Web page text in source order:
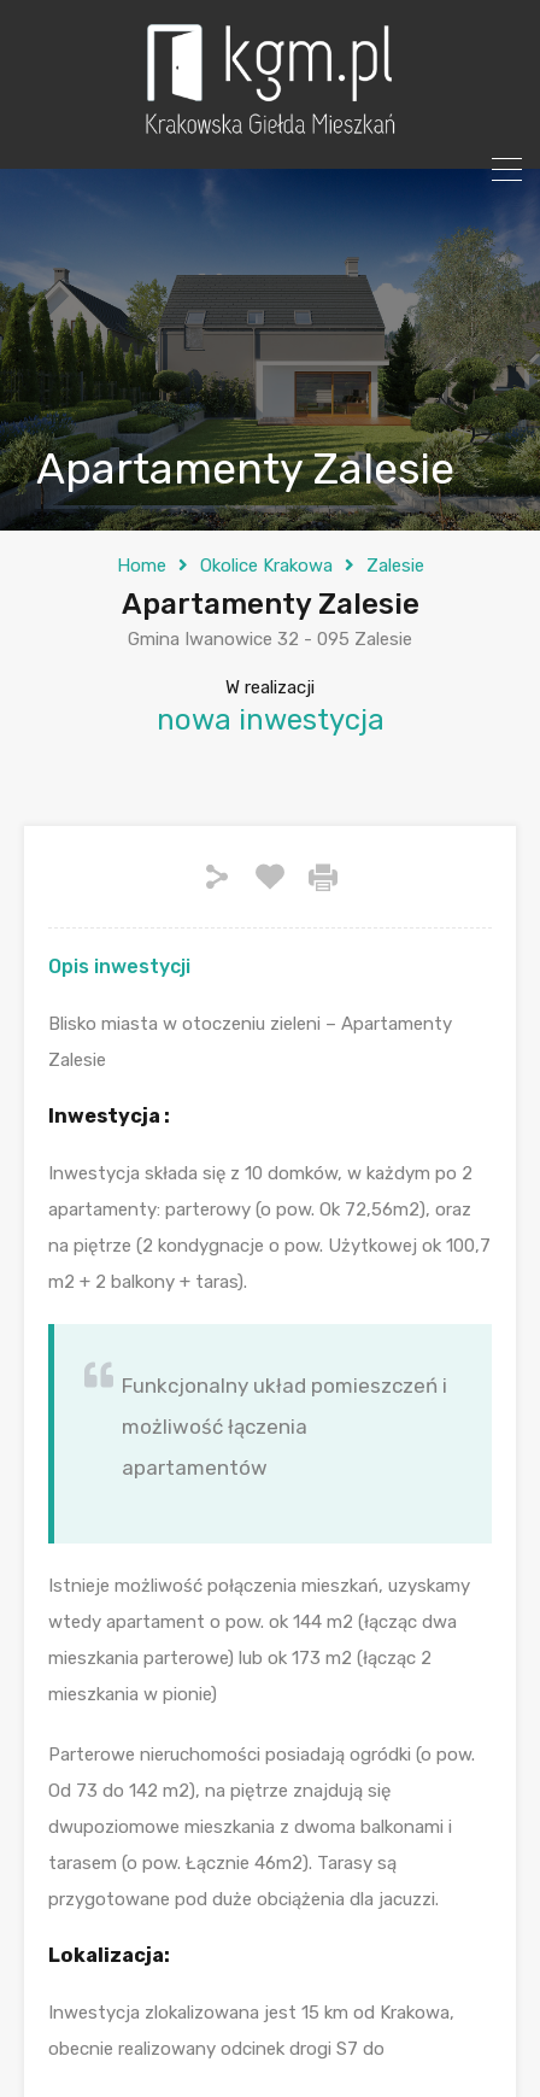
Apartamenty Zalesie
Home Okolice Krakowa Zalesie
Apartamenty Zalesie
Gmina Iwanowice 32 - 095 Zalesie
W realizacji
nowa inwestycja
Opis inwestycji
Blisko miasta w otoczeniu zieleni – Apartamenty
Zalesie
Inwestycja :
Inwestycja składa się z 10 domków, w każdym po 2
apartamenty: parterowy (o pow. Ok 72,56m2), oraz
na piętrze (2 kondygnacje o pow. Użytkowej ok 100,7
m2 + 2 balkony + taras).
Funkcjonalny układ pomieszczeń i
możliwość łączenia
apartamentów
Istnieje możliwość połączenia mieszkań, uzyskamy
wtedy apartament o pow. ok 144 m2 (łącząc dwa
mieszkania parterowe) lub ok 173 m2 (łącząc 2
mieszkania w pionie)
Parterowe nieruchomości posiadają ogródki (o pow.
Od 73 do 142 m2), na piętrze znajdują się
dwupoziomowe mieszkania z dwoma balkonami i
tarasem (o pow. Łącznie 46m2). Tarasy są
przygotowane pod duże obciążenia dla jacuzzi.
Lokalizacja:
Inwestycja zlokalizowana jest 15 km od Krakowa,
obecnie realizowany odcinek drogi S7 do